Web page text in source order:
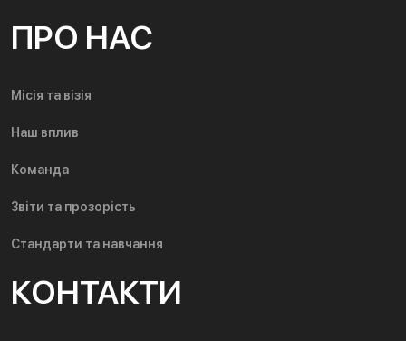
ПРО НАС
Місія та візія
Наш вплив
Команда
Звіти та прозорість
Стандарти та навчання
КОНТАКТИ